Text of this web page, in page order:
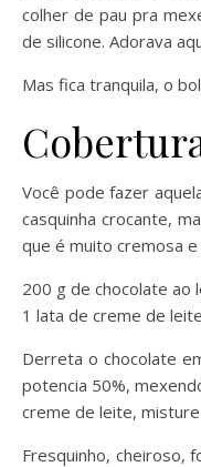
colher de pau pra
de silicone. Adorava
Mas fica tranquila, o
Você pode fazer
casquinha crocante,
que é muito cremosa
200 g de chocolate ao
1 lata de creme de
Derreta o chocolate
potencia 50%,
creme de leite,
Fresquinho, cheiroso,